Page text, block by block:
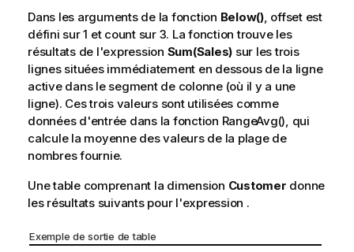
Dans les arguments de la fonction Below(), offsetest
défini sur 1 et countsur 3. La fonction trouve les
résultats de l'expression Sum(Sales) sur les trois
lignes situées immédiatement en dessous de la ligne
active dans le segment de colonne (où il y a une
ligne). Ces trois valeurs sont utilisées comme
données d'entrée dans la fonction RangeAvg(), qui
calcule la moyenne des valeurs de la plage de
nombres fournie.
Une table comprenant la dimension Customer donne
les résultats suivants pour l'expression .
Exemple de sortie de table